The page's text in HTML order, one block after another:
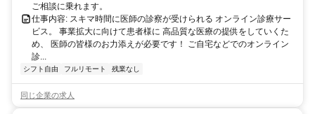
ご相談に乗れます。
仕事内容: スキマ時間に医師の診察が受けられる オンライン診療サー
ビス。 事業拡大に向けて患者様に 高品質な医療の提供をしていくた
め、 医師の皆様のお力添えが必要です！ ご自宅などでのオンライン
診...
シフト自由 フルリモート 残業なし
同じ企業の求人